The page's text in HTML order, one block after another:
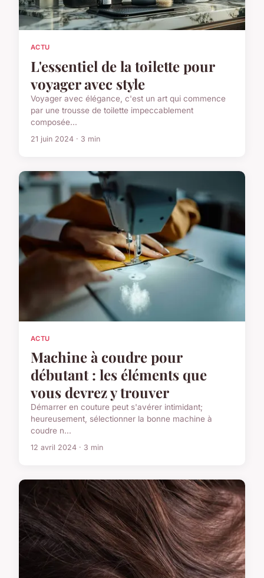
ACTU
L'essentiel de la toilette pour
voyager avec style
Voyager avec élégance, c'est un art qui commence
par une trousse de toilette impeccablement
composée...
21 juin 2024 · 3 min
ACTU
Machine à coudre pour
débutant : les éléments que
vous devrez y trouver
Démarrer en couture peut s'avérer intimidant;
heureusement, sélectionner la bonne machine à
coudre n...
12 avril 2024 · 3 min